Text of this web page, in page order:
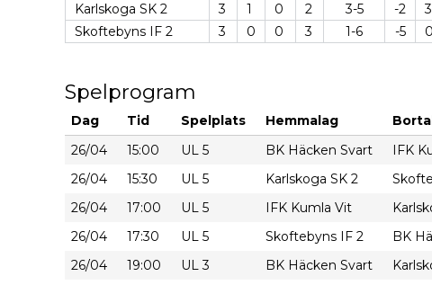
Karlskoga SK 2
3 1 0 2 3-5 -2
3
Skoftebyns IF 2
3 0 0 3 1-6 -5 0
Spelprogram
Dag Tid Spelplats Hemmalag
26/04
15:00 UL 5 BK Häcken Svart IFK
26/04
15:30 UL 5 Karlskoga SK 2
26/04
17:00 UL 5 IFK Kumla Vit
26/04
17:30 UL 5 Skoftebyns IF 2 BK
26/04
19:00 UL 3 BK Häcken Svart